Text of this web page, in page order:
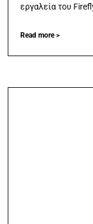
εργαλεία του
Read more >